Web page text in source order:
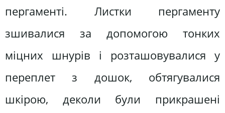
пергаменті. Листки пергаменту
зшивалися за допомогою тонких
міцних шнурів і розташовувалися у
переплет з дошок, обтягувалися
шкірою, деколи були прикрашені